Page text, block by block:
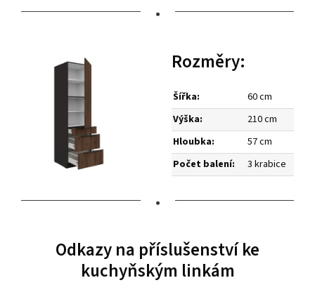
•
Rozměry:
Šířka:
60 cm
Výška:
210 cm
Hloubka:
57 cm
Počet balení:
3 krabice
•
Odkazy na příslušenství ke
kuchyňským linkám